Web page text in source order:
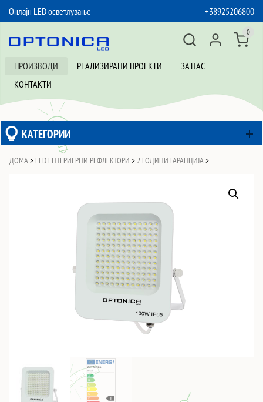
Онлајн LED осветлување
+38925206800
ПРОИЗВОДИ РЕАЛИЗИРАНИ ПРОЕКТИ
ЗА НАС
КОНТАКТИ
0
КАТЕГОРИИ
ДОМА > LED ЕНТЕРИЕРНИ РЕФЛЕКТОРИ > 2 ГОДИНИ ГАРАНЦИЈА >